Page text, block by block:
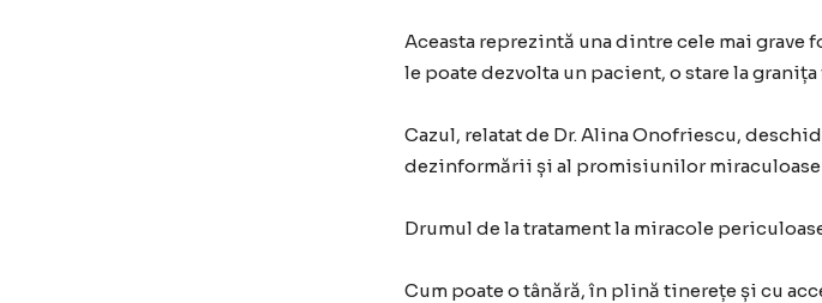
Aceasta reprezintă una dintre cele mai grave
le poate dezvolta un pacient, o stare la
Cazul, relatat de Dr. Alina Onofriescu,
dezinformării și al promisiunilor
Drumul de la tratament la miracole
Cum poate o tânără, în plină tinerețe și cu